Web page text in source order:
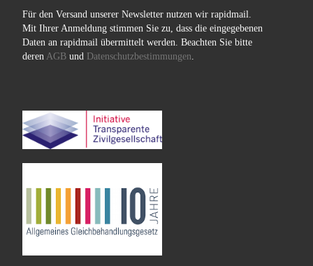
Für den Versand unserer Newsletter nutzen wir rapidmail.
Mit Ihrer Anmeldung stimmen Sie zu, dass die eingegebenen
Daten an rapidmail übermittelt werden. Beachten Sie bitte
deren AGBund Datenschutzbestimmungen